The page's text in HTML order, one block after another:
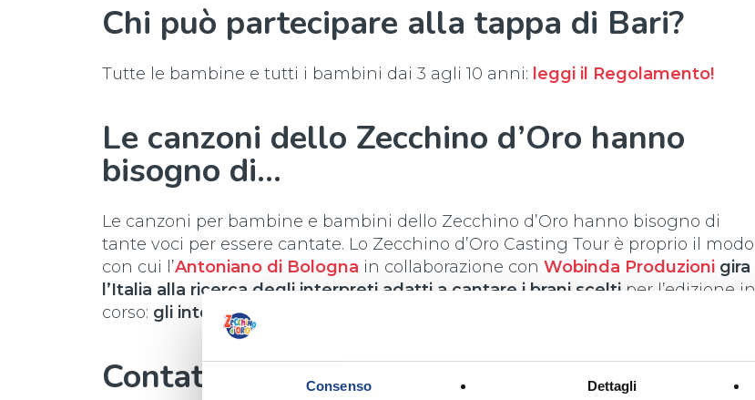
Consenso Dettagli
Chi può partecipare alla tappa di Bari?
Tutte le bambine e tutti i bambini dai 3 agli 10 anni: leggi il Regolamento!
Le canzoni dello Zecchino d’Oro hanno
bisogno di…
Le canzoni per bambine e bambini dello Zecchino d’Oro hanno bisogno di
tante voci per essere cantate. Lo Zecchino d’Oro Casting Tour è proprio il modo
con cui l’Antoniano di Bologna in collaborazione con Wobinda Produzioni gira
l’Italia alla ricerca degli interpreti adatti a cantare i brani scelti per l’edizione in
corso: gli interpreti “giusti” per personalità, età e voce.
Contattaci!